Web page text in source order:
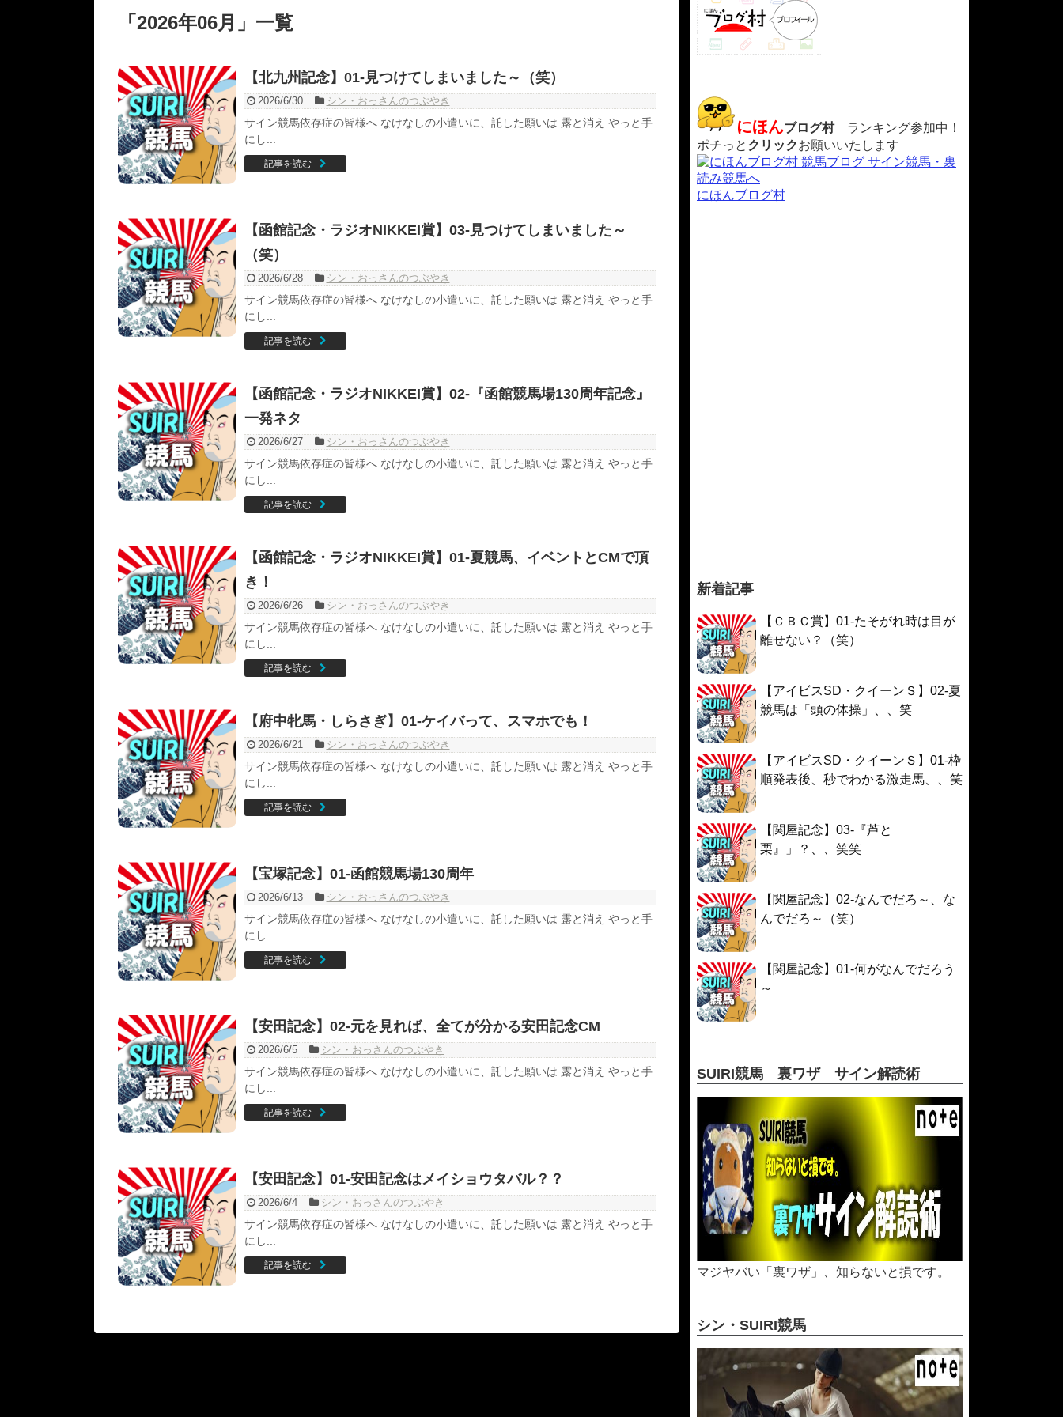
「 2026年06月 」 一覧
【北九州記念】01-見つけてしまいました～（笑）
2026/6/30 シン・おっさんのつぶやき
サイン競馬依存症の皆様へ なけなしの小遣いに、託した願いは 露と消え やっと手
にし...
記事を読む
【函館記念・ラジオNIKKEI賞】03-見つけてしまいました～
（笑）
2026/6/28 シン・おっさんのつぶやき
サイン競馬依存症の皆様へ なけなしの小遣いに、託した願いは 露と消え やっと手
にし...
記事を読む
【函館記念・ラジオNIKKEI賞】02-『函館競馬場130周年記念』
一発ネタ
2026/6/27 シン・おっさんのつぶやき
サイン競馬依存症の皆様へ なけなしの小遣いに、託した願いは 露と消え やっと手
にし...
記事を読む
【函館記念・ラジオNIKKEI賞】01-夏競馬、イベントとCMで頂
き！
2026/6/26 シン・おっさんのつぶやき
サイン競馬依存症の皆様へ なけなしの小遣いに、託した願いは 露と消え やっと手
にし...
記事を読む
【府中牝馬・しらさぎ】01-ケイバって、スマホでも！
2026/6/21 シン・おっさんのつぶやき
サイン競馬依存症の皆様へ なけなしの小遣いに、託した願いは 露と消え やっと手
にし...
記事を読む
【宝塚記念】01-函館競馬場130周年
2026/6/13 シン・おっさんのつぶやき
サイン競馬依存症の皆様へ なけなしの小遣いに、託した願いは 露と消え やっと手
にし...
記事を読む
【安田記念】02-元を見れば、全てが分かる安田記念CM
2026/6/5 シン・おっさんのつぶやき
サイン競馬依存症の皆様へ なけなしの小遣いに、託した願いは 露と消え やっと手
にし...
記事を読む
【安田記念】01-安田記念はメイショウタバル？？
2026/6/4 シン・おっさんのつぶやき
サイン競馬依存症の皆様へ なけなしの小遣いに、託した願いは 露と消え やっと手
にし...
記事を読む
にほんブログ村ランキング参加中！
ポチっと クリックお願いいたします
にほんブログ村
新着記事
【ＣＢＣ賞】01-たそがれ時は目が
離せない？（笑）
【アイビスSD・クイーンＳ】02-夏
競馬は「頭の体操」、、笑
【アイビスSD・クイーンＳ】01-枠
順発表後、秒でわかる激走馬、、笑
【関屋記念】03-『芦と
栗』」？、、笑笑
【関屋記念】02-なんでだろ～、な
んでだろ～（笑）
【関屋記念】01-何がなんでだろう
～
SUIRI競馬 裏ワザ サイン解読術
マジヤバい「裏ワザ」、知らないと損です。
シン・SUIRI競馬